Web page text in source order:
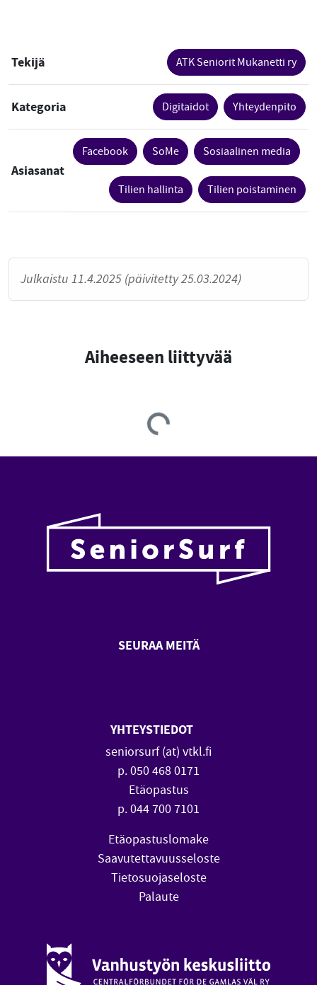
Tekijä ATK Seniorit Mukanetti ry
Kategoria Digitaidot Yhteydenpito
Asiasanat
Facebook SoMe Sosiaalinen media
Tilien hallinta Tilien poistaminen
Julkaistu 11.4.2025 (päivitetty 25.03.2024)
Aiheeseen liittyvää
Loading...
SEURAA MEITÄ
YHTEYSTIEDOT
seniorsurf (at) vtkl.fi
p. 050 468 0171
Etäopastus
p. 044 700 7101
Etäopastuslomake
Saavutettavuusseloste
Tietosuojaseloste
Palaute